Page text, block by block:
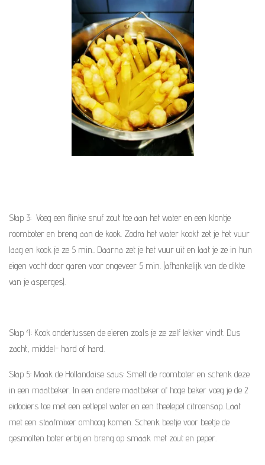
Stap 3: Voeg een flinke snuf zout toe aan het water en een klontje
roomboter en breng aan de kook. Zodra het water kookt zet je het vuur
laag en kook je ze 5 min.. Daarna zet je het vuur uit en laat je ze in hun
eigen vocht door garen voor ongeveer 5 min. (afhankelijk van de dikte
van je asperges).
Stap 4: Kook ondertussen de eieren zoals je ze zelf lekker vindt. Dus
zacht, middel- hard of hard.
Stap 5: Maak de Hollandaise saus: Smelt de roomboter en schenk deze
in een maatbeker. In een andere maatbeker of hoge beker voeg je de 2
eidooiers toe met een eetlepel water en een theelepel citroensap. Laat
met een staafmixer omhoog komen. Schenk beetje voor beetje de
gesmolten boter erbij en breng op smaak met zout en peper.